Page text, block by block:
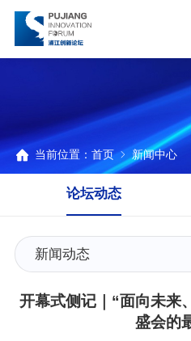
当前位置： 首页 新闻中心
论坛动态
新闻动态
开幕式侧记｜“面向未来
盛会的